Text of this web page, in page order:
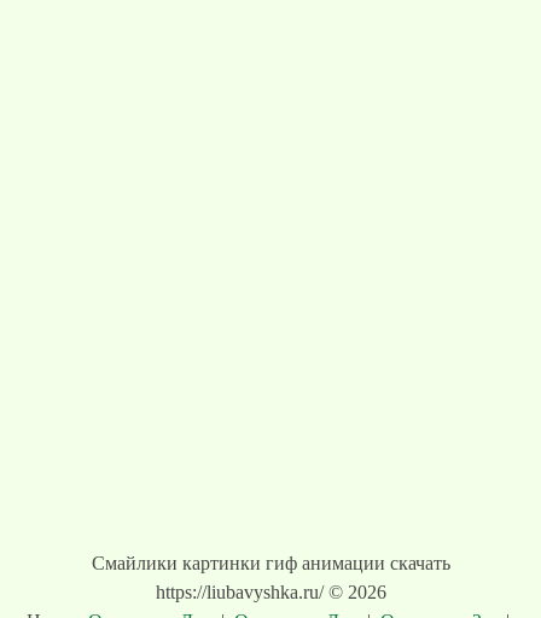
Смайлики картинки гиф анимации скачать
https://liubavyshka.ru/ © 2026